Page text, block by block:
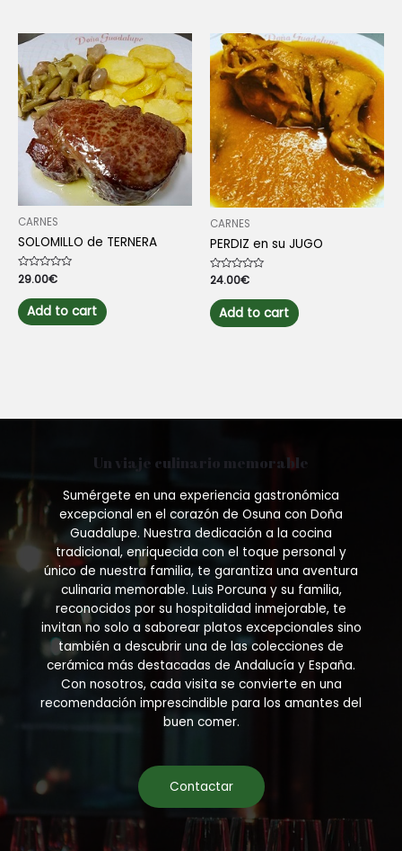
variants.
The
options
may
be
chosen
on
the
product
CARNES
SOLOMILLO de TERNERA
Rated
0
out
of
5
29.00€
Add to cart
CARNES
PERDIZ en su JUGO
Rated
0
out
of
5
24.00€
Add to cart
Un viaje culinario memorable
Sumérgete en una experiencia gastronómica
excepcional en el corazón de Osuna con Doña
Guadalupe. Nuestra dedicación a la cocina
tradicional, enriquecida con el toque personal y
único de nuestra familia, te garantiza una aventura
culinaria memorable. Luis Porcuna y su familia,
reconocidos por su hospitalidad inmejorable, te
invitan no solo a saborear platos excepcionales sino
también a descubrir una de las colecciones de
cerámica más destacadas de Andalucía y España.
Con nosotros, cada visita se convierte en una
recomendación imprescindible para los amantes del
buen comer.
Contactar